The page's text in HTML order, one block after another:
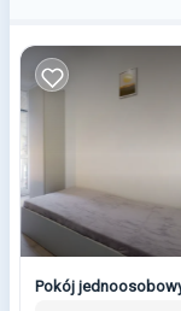
Pokój